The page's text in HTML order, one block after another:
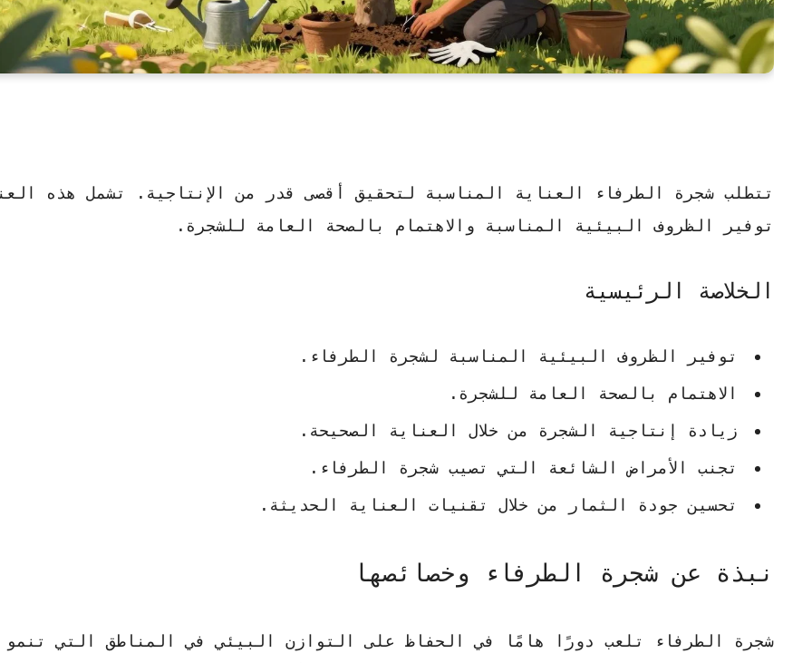
تتطلب شجرة الطرفاء العناية المناسبة لتحقيق أقصى قدر من الإنتاجية. تشمل هذه
توفير الظروف البيئية المناسبة والاهتمام بالصحة العامة للشجرة.
الخلاصة الرئيسية
توفير الظروف البيئية المناسبة لشجرة الطرفاء.
الاهتمام بالصحة العامة للشجرة.
زيادة إنتاجية الشجرة من خلال العناية الصحيحة.
تجنب الأمراض الشائعة التي تصيب شجرة الطرفاء.
تحسين جودة الثمار من خلال تقنيات العناية الحديثة.
نبذة عن شجرة الطرفاء وخصائصها
شجرة الطرفاء تلعب دورًا هامًا في الحفاظ على التوازن البيئي في المناطق التي تنمو